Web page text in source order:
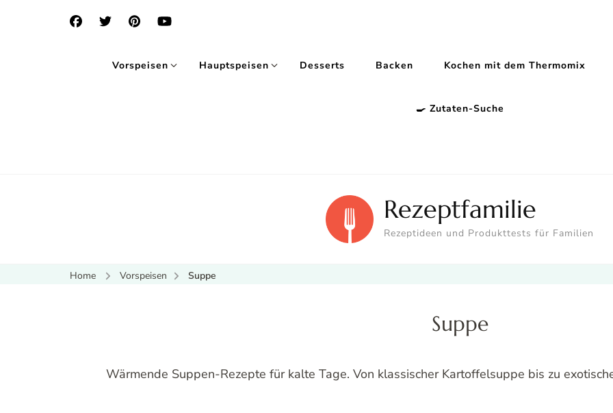
Vorspeisen Hauptspeisen Desserts Backen Kochen mit dem Thermomix
🍳 Zutaten-Suche
Rezeptfamilie
Rezeptideen und Produkttests für Familien
Home Vorspeisen Suppe
Suppe
Wärmende Suppen-Rezepte für kalte Tage. Von klassischer Kartoffelsuppe bis zu